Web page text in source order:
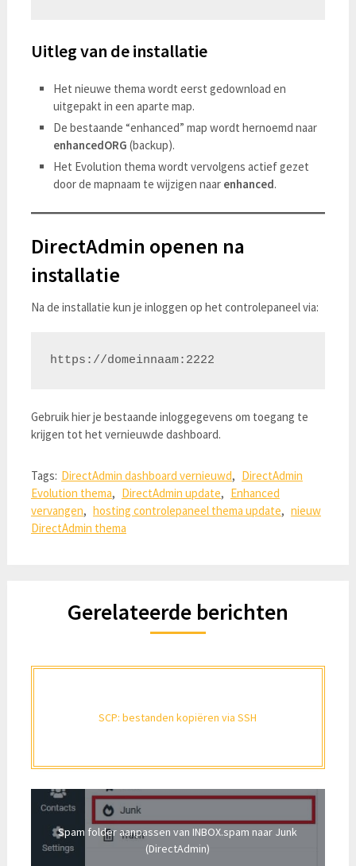
Uitleg van de installatie
Het nieuwe thema wordt eerst gedownload en
uitgepakt in een aparte map.
De bestaande “enhanced” map wordt hernoemd naar
enhancedORG (backup).
Het Evolution thema wordt vervolgens actief gezet
door de mapnaam te wijzigen naar enhanced.
DirectAdmin openen na
installatie
Na de installatie kun je inloggen op het controlepaneel via:
Gebruik hier je bestaande inloggegevens om toegang te
krijgen tot het vernieuwde dashboard.
Tags: DirectAdmin dashboard vernieuwd, DirectAdmin
Evolution thema, DirectAdmin update, Enhanced
vervangen, hosting controlepaneel thema update, nieuw
DirectAdmin thema
Gerelateerde berichten
SCP: bestanden kopiëren via SSH
Spam folder aanpassen van INBOX.spam naar Junk
(DirectAdmin)